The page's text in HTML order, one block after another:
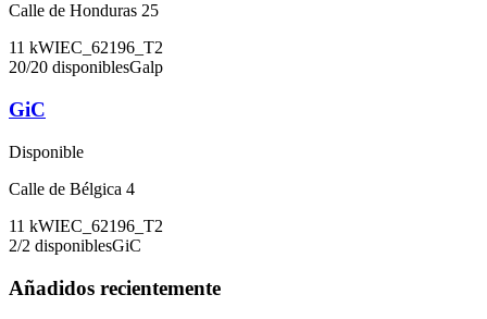
Calle de Honduras 25
11 kWIEC_62196_T2
20/20 disponiblesGalp
GiC
Disponible
Calle de Bélgica 4
11 kWIEC_62196_T2
2/2 disponiblesGiC
Añadidos recientemente